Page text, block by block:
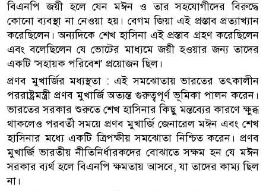
বিএনপি জয়ী হলে যেন মঈন ও তার সহযোগীদের বিরুদ্ধে
কোনো ব্যবস্থা না নেওয়া হয়। বেগম জিয়া এই প্রস্তাব প্রত্যাখ্যান
করেছিলেন। অন্যদিকে শেখ হাসিনা এই প্রস্তাব গ্রহণ করেছিলেন
এবং বলেছিলেন যে ভোটের মাধ্যমে জয়ী হওয়ার জন্য তাদের
একটি ‘সহায়ক পরিবেশ’ প্রয়োজন ছিল।
প্রণব মুখার্জির মধ্যস্থতা : এই সমঝোতায় ভারতের তৎকালীন
পররাষ্ট্রমন্ত্রী প্রণব মুখার্জি অত্যন্ত গুরুত্বপূর্ণ ভূমিকা পালন করেন।
ভারতের সরকার শুরুতে শেখ হাসিনার কিছু মন্তব্যের কারণে ক্ষুব্ধ
থাকলেও পরবর্তী সময়ে প্রণব মুখার্জি জেনারেল মঈন এবং শেখ
হাসিনার মধ্যে একটি ত্রিপক্ষীয় সমঝোতা নিশ্চিত করেন। প্রণব
মুখার্জি ভারতীয় নীতিনির্ধারকদের বোঝাতে সক্ষম হন যে মঈন
সরকার ব্যর্থ হলে বিএনপি ক্ষমতায় আসবে, যা তাদের কাম্য ছিল
না।